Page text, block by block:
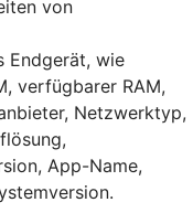
von
Endgerät, wie
verfügbarer RAM,
Netzwerktyp,
App-Name,